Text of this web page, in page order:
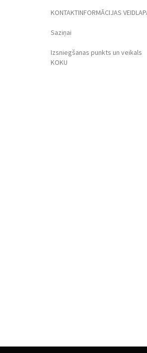
KONTAKTINFORMĀCIJAS
Saziņai
Izsniegšanas punkts un veikals
KOKU